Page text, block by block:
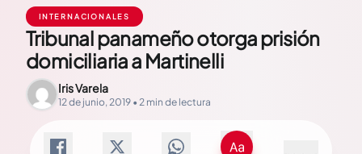
INTERNACIONALES
Tribunal panameño otorga prisión
domiciliaria a Martinelli
Iris Varela
12 de junio, 2019 • 2 min de lectura